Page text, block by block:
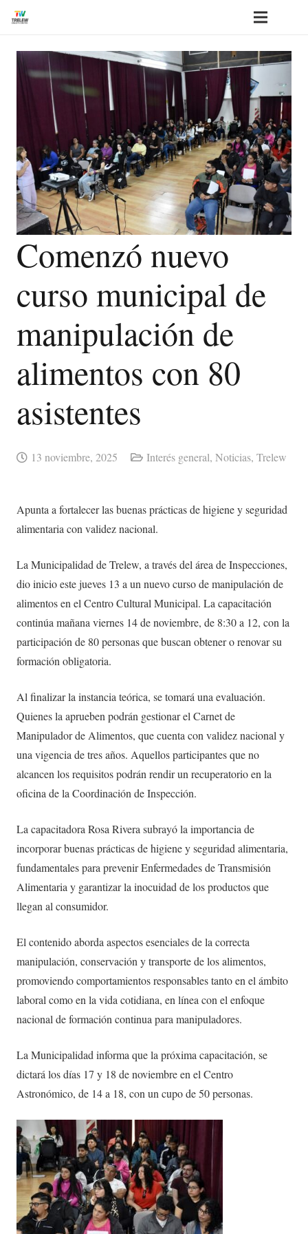
Comenzó nuevo
curso municipal de
manipulación de
alimentos con 80
asistentes
13 noviembre, 2025 Interés general, Noticias, Trelew
Apunta a fortalecer las buenas prácticas de higiene y seguridad
alimentaria con validez nacional.
La Municipalidad de Trelew, a través del área de Inspecciones,
dio inicio este jueves 13 a un nuevo curso de manipulación de
alimentos en el Centro Cultural Municipal. La capacitación
continúa mañana viernes 14 de noviembre, de 8:30 a 12, con la
participación de 80 personas que buscan obtener o renovar su
formación obligatoria.
Al finalizar la instancia teórica, se tomará una evaluación.
Quienes la aprueben podrán gestionar el Carnet de
Manipulador de Alimentos, que cuenta con validez nacional y
una vigencia de tres años. Aquellos participantes que no
alcancen los requisitos podrán rendir un recuperatorio en la
oficina de la Coordinación de Inspección.
La capacitadora Rosa Rivera subrayó la importancia de
incorporar buenas prácticas de higiene y seguridad alimentaria,
fundamentales para prevenir Enfermedades de Transmisión
Alimentaria y garantizar la inocuidad de los productos que
llegan al consumidor.
El contenido aborda aspectos esenciales de la correcta
manipulación, conservación y transporte de los alimentos,
promoviendo comportamientos responsables tanto en el ámbito
laboral como en la vida cotidiana, en línea con el enfoque
nacional de formación continua para manipuladores.
La Municipalidad informa que la próxima capacitación, se
dictará los días 17 y 18 de noviembre en el Centro
Astronómico, de 14 a 18, con un cupo de 50 personas.